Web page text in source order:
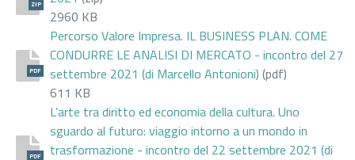
ZIP
2960 KB
PDF
Percorso Valore Impresa. IL BUSINESS PLAN. COME
CONDURRE LE ANALISI DI MERCATO - incontro del 27
settembre 2021 (di Marcello Antonioni) (pdf)
611 KB
PDF
L’arte tra diritto ed economia della cultura. Uno
sguardo al futuro: viaggio intorno a un mondo in
trasformazione - incontro del 22 settembre 2021 (di